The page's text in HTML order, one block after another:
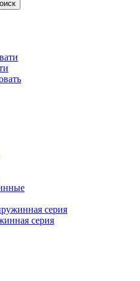
серия
серия